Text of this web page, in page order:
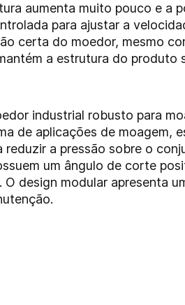
aumenta muito pouco e a
para ajustar a
certa do moedor, mesmo
a estrutura do produto
industrial robusto para
de aplicações de
a pressão sobre o
um ângulo de corte
design modular apresenta